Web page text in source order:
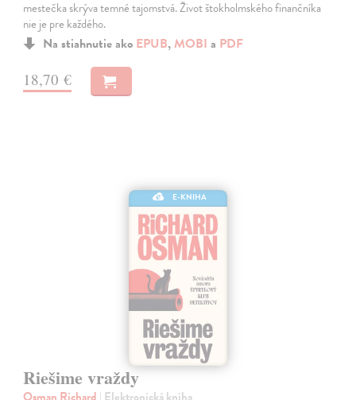
mestečka skrýva temné tajomstvá. Život štokholmského finančníka
nie je pre každého.
Na stiahnutie ako EPUB, MOBI a PDF
18,70 €
E-KNIHA
Riešime vraždy
Osman Richard | Elektronická kniha